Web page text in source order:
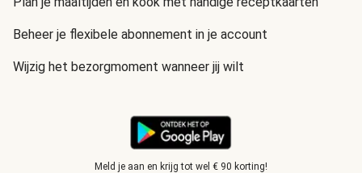
Beheer je flexibele abonnement in je account
Wijzig het bezorgmoment wanneer jij wilt
Meld je aan en krijg tot wel € 90 korting!